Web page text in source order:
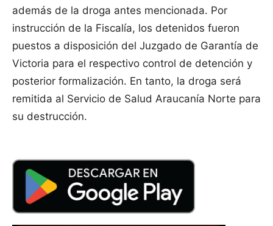
además de la droga antes mencionada. Por
instrucción de la Fiscalía, los detenidos fueron
puestos a disposición del Juzgado de Garantía de
Victoria para el respectivo control de detención y
posterior formalización. En tanto, la droga será
remitida al Servicio de Salud Araucanía Norte para
su destrucción.